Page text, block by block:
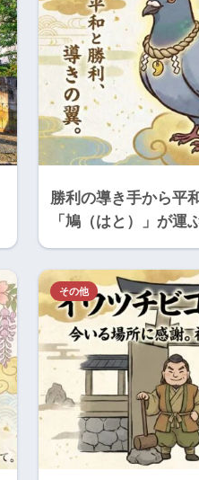
勝利の導き手から平
「鳩（はと）」が運
その他